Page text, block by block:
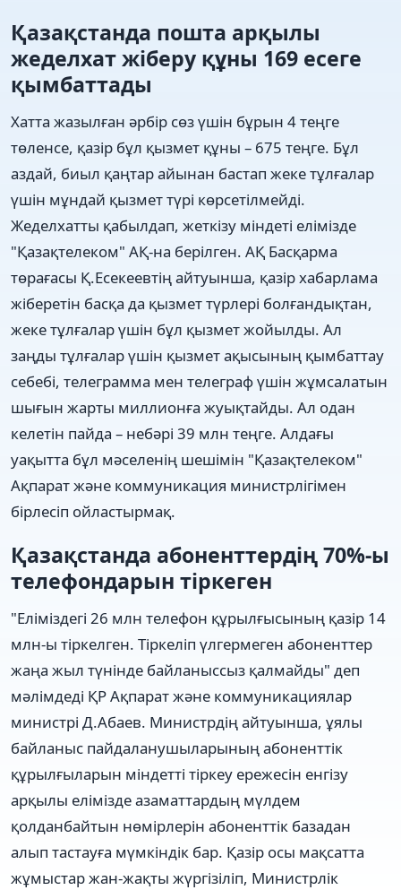
Қазақстанда пошта арқылы
жеделхат жіберу құны 169 есеге
қымбаттады
Хатта жазылған әрбір сөз үшін бұрын 4 теңге
төленсе, қазір бұл қызмет құны – 675 теңге. Бұл
аздай, биыл қаңтар айынан бастап жеке тұлғалар
үшін мұндай қызмет түрі көрсетілмейді.
Жеделхатты қабылдап, жеткізу міндеті елімізде
"Қазақтелеком" АҚ-на берілген. АҚ Басқарма
төрағасы Қ.Есекеевтің айтуынша, қазір хабарлама
жіберетін басқа да қызмет түрлері болғандықтан,
жеке тұлғалар үшін бұл қызмет жойылды. Ал
заңды тұлғалар үшін қызмет ақысының қымбаттау
себебі, телеграмма мен телеграф үшін жұмсалатын
шығын жарты миллионға жуықтайды. Ал одан
келетін пайда – небәрі 39 млн теңге. Алдағы
уақытта бұл мәселенің шешімін "Қазақтелеком"
Ақпарат және коммуникация министрлігімен
бірлесіп ойластырмақ.
Қазақстанда абоненттердің 70%-ы
телефондарын тіркеген
"Еліміздегі 26 млн телефон құрылғысының қазір 14
млн-ы тіркелген. Тіркеліп үлгермеген абоненттер
жаңа жыл түнінде байланыссыз қалмайды" деп
мәлімдеді ҚР Ақпарат және коммуникациялар
министрі Д.Абаев. Министрдің айтуынша, ұялы
байланыс пайдаланушыларының абоненттік
құрылғыларын міндетті тіркеу ережесін енгізу
арқылы елімізде азаматтардың мүлдем
қолданбайтын нөмірлерін абоненттік базадан
алып тастауға мүмкіндік бар. Қазір осы мақсатта
жұмыстар жан-жақты жүргізіліп, Министрлік